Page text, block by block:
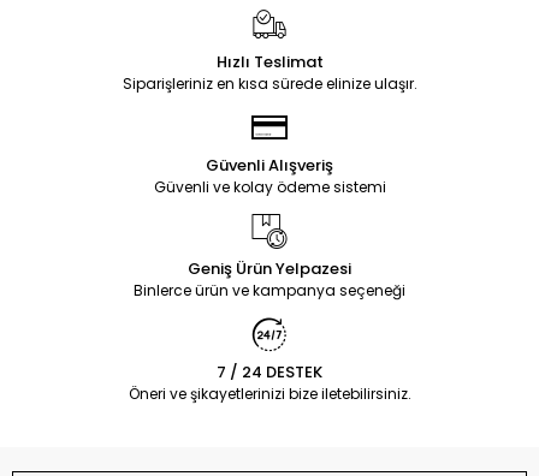
Hızlı Teslimat
Siparişleriniz en kısa sürede elinize ulaşır.
Güvenli Alışveriş
Güvenli ve kolay ödeme sistemi
Geniş Ürün Yelpazesi
Binlerce ürün ve kampanya seçeneği
7 / 24 DESTEK
Öneri ve şikayetlerinizi bize iletebilirsiniz.